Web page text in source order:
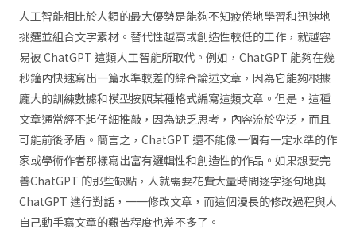
人工智能相比於人類的最大優勢是能夠不知疲倦地學習和迅速地
挑選並組合文字素材。替代性越高或創造性較低的工作，就越容
易被 ChatGPT 這類人工智能所取代。例如，ChatGPT 能夠在幾
秒鐘內快速寫出一篇水準較差的綜合論述文章，因為它能夠根據
龐大的訓練數據和模型按照某種格式編寫這類文章。但是，這種
文章通常經不起仔細推敲，因為缺乏思考，內容流於空泛，而且
可能前後矛盾。簡言之，ChatGPT 還不能像一個有一定水準的作
家或學術作者那樣寫出富有邏輯性和創造性的作品。如果想要完
善ChatGPT 的那些缺點，人就需要花費大量時間逐字逐句地與
ChatGPT 進行對話，一一修改文章，而這個漫長的修改過程與人
自己動手寫文章的艱苦程度也差不多了。